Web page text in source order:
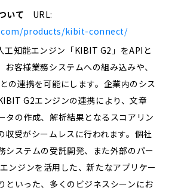
いて URL:
products/kibit-connect/
知能エンジン「KIBIT G2」をAPIと
お客様業務システムへの組み込みや、
の連携を可能にします。企業内のシス
G2エンジンの連携により、文章
タの作成、解析結果となるスコアリン
収受がシームレスに行われます。個社
システムの受託開発、また外部のパー
ンジンを活用した、新たなアプリケー
といった、多くのビジネスシーンにお